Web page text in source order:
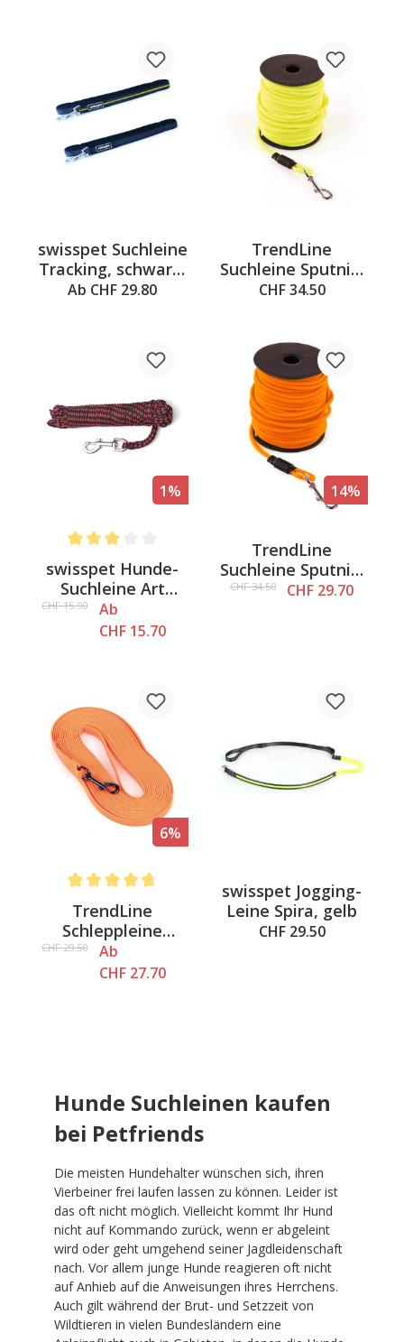
swisspet Suchleine
Tracking, schwarz-
gelb
Ab CHF 29.80
TrendLine
Suchleine Sputnik,
gelb, 6mmx10m
CHF 34.50
1%
Average rating of 3 out of 5 stars
swisspet Hunde-
Suchleine Art
Sportiv Plus
CHF 15.90
Ab
CHF 15.70
14%
TrendLine
Suchleine Sputnik,
orange, 6mmx10m
CHF 34.50 CHF 29.70
6%
Average rating of 4.6 out of 5 stars
TrendLine
Schleppleine
NEON, orange
CHF 29.50
Ab
CHF 27.70
swisspet Jogging-
Leine Spira, gelb
CHF 29.50
Hunde Suchleinen kaufen
bei Petfriends
Die meisten Hundehalter wünschen sich, ihren
Vierbeiner frei laufen lassen zu können. Leider ist
das oft nicht möglich. Vielleicht kommt Ihr Hund
nicht auf Kommando zurück, wenn er abgeleint
wird oder geht umgehend seiner Jagdleidenschaft
nach. Vor allem junge Hunde reagieren oft nicht
auf Anhieb auf die Anweisungen ihres Herrchens.
Auch gilt während der Brut- und Setzzeit von
Wildtieren in vielen Bundesländern eine